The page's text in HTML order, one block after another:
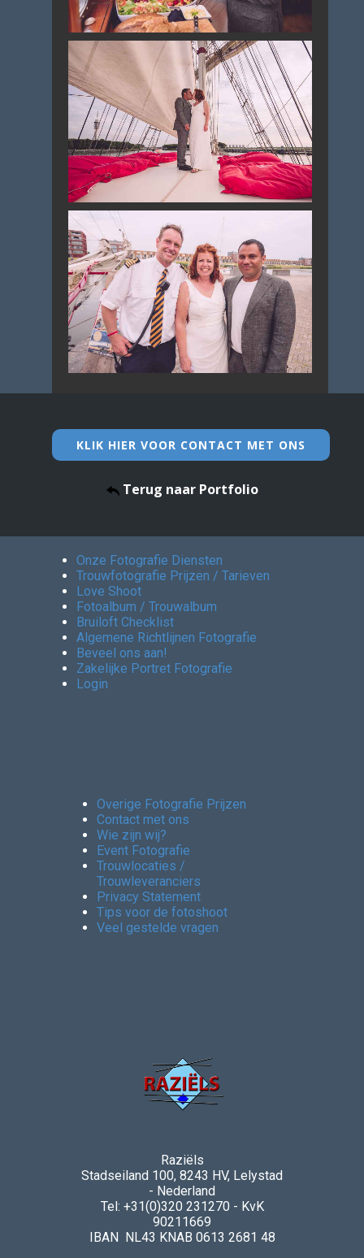
KLIK HIER VOOR CONTACT MET ONS
Terug naar Portfolio
Onze Fotografie Diensten
Trouwfotografie Prijzen / Tarieven
Love Shoot
Fotoalbum / Trouwalbum
Bruiloft Checklist
Algemene Richtlijnen Fotografie
Beveel ons aan!
Zakelijke Portret Fotografie
Login
Overige Fotografie Prijzen
Contact met ons
Wie zijn wij?
Event Fotografie
Trouwlocaties /
Trouwleveranciers
Privacy Statement
Tips voor de fotoshoot
Veel gestelde vragen
Raziëls
Stadseiland 100, 8243 HV, Lelystad
- Nederland
Tel: +31(0)320 231270 - KvK
90211669
IBAN NL43 KNAB 0613 2681 48